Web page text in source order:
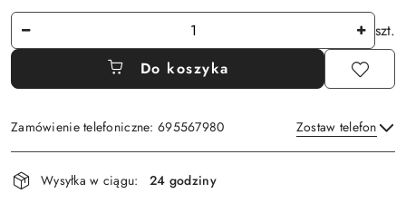
Ilość
szt.
Do koszyka
Zamówienie telefoniczne: 695567980 Zostaw telefon
Dostępność
i
Wysyłka w ciągu: 24 godziny